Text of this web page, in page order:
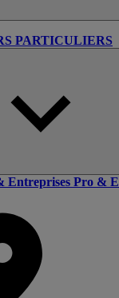
PARTICULIERS
Entreprises Pro &